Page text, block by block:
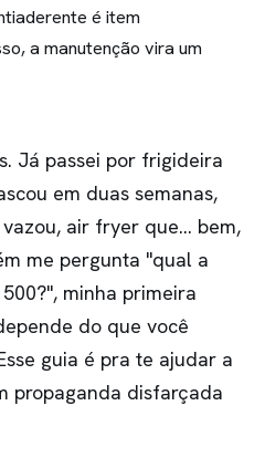
é item
a manutenção vira um
Já passei por frigideira
em duas semanas,
air fryer que… bem,
me pergunta "qual a
minha primeira
do que você
guia é pra te ajudar a
propaganda disfarçada